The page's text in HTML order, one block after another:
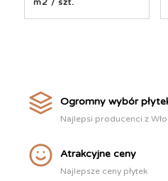
m2 / szt.
Ogromny wybór
Najlepsi producenci z
Atrakcyjne ceny
Najlepsze ceny płytek